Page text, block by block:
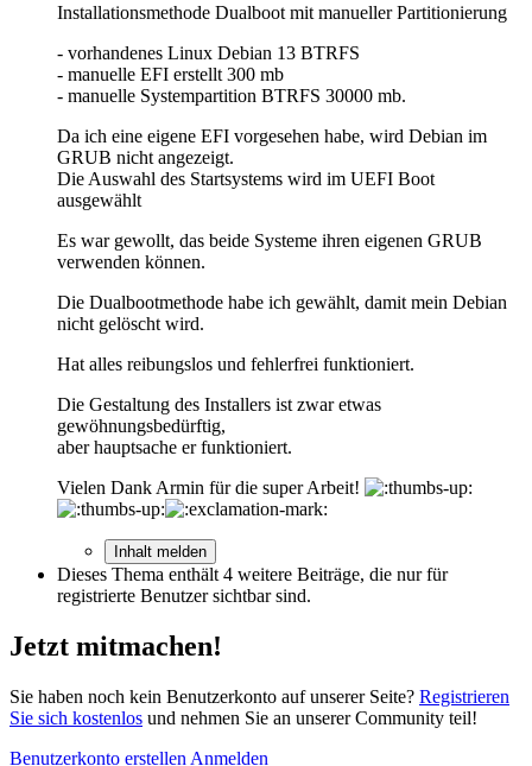
Installationsmethode Dualboot mit manueller Partitionierung
- vorhandenes Linux Debian 13 BTRFS
- manuelle EFI erstellt 300 mb
- manuelle Systempartition BTRFS 30000 mb.
Da ich eine eigene EFI vorgesehen habe, wird Debian im
GRUB nicht angezeigt.
Die Auswahl des Startsystems wird im UEFI Boot
ausgewählt
Es war gewollt, das beide Systeme ihren eigenen GRUB
verwenden können.
Die Dualbootmethode habe ich gewählt, damit mein Debian
nicht gelöscht wird.
Hat alles reibungslos und fehlerfrei funktioniert.
Die Gestaltung des Installers ist zwar etwas
gewöhnungsbedürftig,
aber hauptsache er funktioniert.
Vielen Dank Armin für die super Arbeit!
Inhalt melden
Dieses Thema enthält 4 weitere Beiträge, die nur für
registrierte Benutzer sichtbar sind.
Jetzt mitmachen!
Sie haben noch kein Benutzerkonto auf unserer Seite? Registrieren
Sie sich kostenlos und nehmen Sie an unserer Community teil!
Benutzerkonto erstellen Anmelden